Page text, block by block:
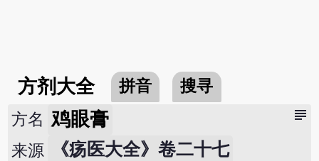
方剂大全 拼音 搜寻
subject
方名 鸡眼膏
来源 《疡医大全》卷二十七